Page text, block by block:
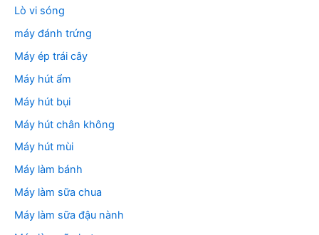
Lò vi sóng
máy đánh trứng
Máy ép trái cây
Máy hút ẩm
Máy hút bụi
Máy hút chân không
Máy hút mùi
Máy làm bánh
Máy làm sữa chua
Máy làm sữa đậu nành